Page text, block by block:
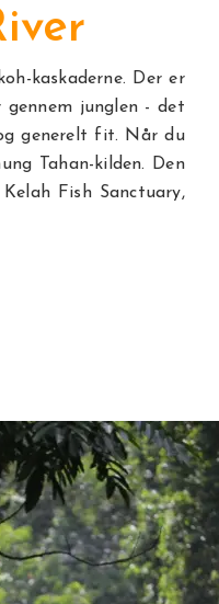
kaskaderne. Der er
junglen - det
generelt fit. Når du
Tahan-kilden. Den
Fish Sanctuary,